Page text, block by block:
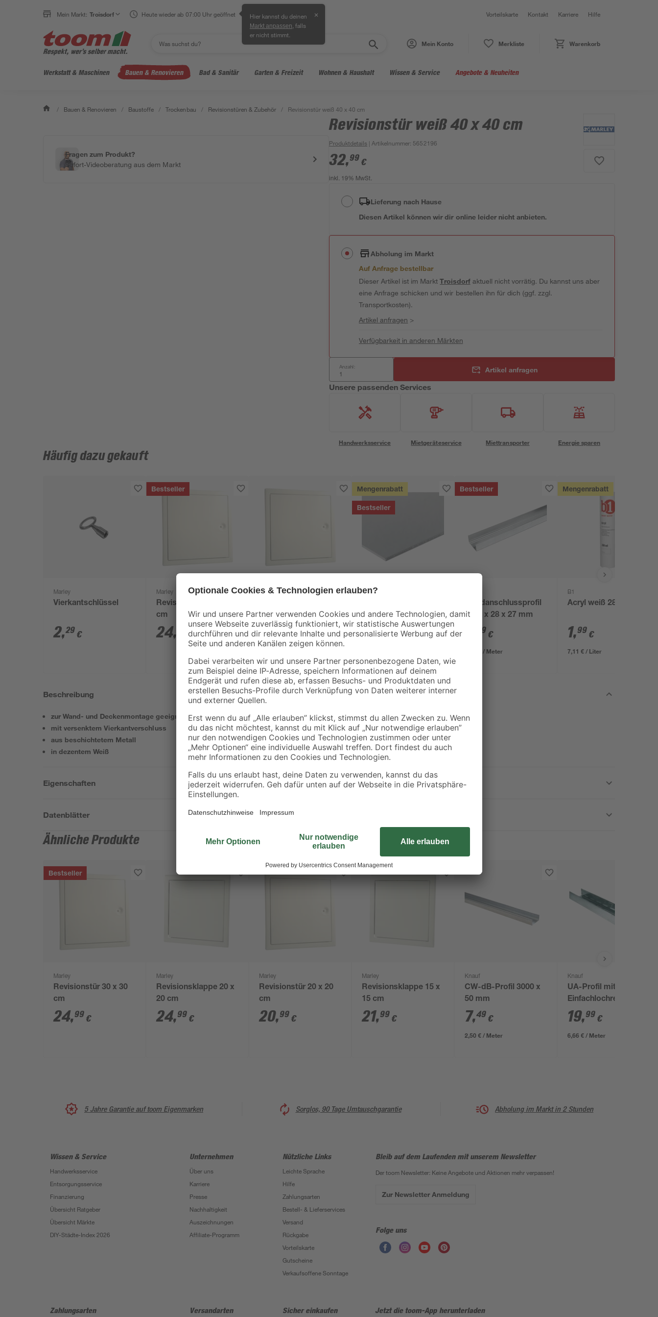
Mein Markt: Troisdorf Heute wieder ab 07:00 Uhr geöffnet Hier kannst du deinen
Markt anpassen , falls
er nicht stimmt.
✕ Vorteilskarte Kontakt Karriere Hilfe
Mein Konto Merkliste Warenkorb
Werkstatt & Maschinen Bauen & Renovieren Bad & Sanitär Garten & Freizeit Wohnen & Haushalt Wissen & Service Angebote & Neuheiten
/ Bauen & Renovieren / Baustoffe / Trockenbau / Revisionstüren & Zubehör / Revisionstür weiß 40 x 40 cm
Fragen zum Produkt?
Sofort-Videoberatung aus dem Markt
Revisionstür weiß 40 x 40 cm
Produktdetails | Artikelnummer: 5652196
32,99 €
inkl. 19% MwSt.
Lieferung nach Hause
Diesen Artikel können wir dir online leider nicht anbieten.
Abholung im Markt
Auf Anfrage bestellbar
Dieser Artikel ist im MarktTroisdorfaktuell nicht vorrätig. Du kannst uns aber
eine Anfrage schicken und wir bestellen ihn für dich (ggf. zzgl.
Transportkosten).
Artikel anfragen >
Verfügbarkeit in anderen Märkten
Anzahl: Artikel anfragen
Unsere passenden Services
Handwerksservice Mietgeräteservice Miettransporter Energie sparen
Häufig dazu gekauft
Marley
Vierkantschlüssel
2,29 €
Bestseller
Marley
Revisionstür 30 x 30
cm
24, €
Marley
cm
20,99€
Mengenrabatt
Bestseller
Knauf
1,25 x 200 cm
4,49€/ m²
Bestseller
Wandanschlussprofil
3000 x 28 x 27 mm
49 €
2,50 € / Meter
Mengenrabatt
B1
Acryl weiß 280 ml
1,99 €
7,11 € / Liter
Beschreibung
zur Wand- und Deckenmontage geeignet
mit versenktem Vierkantverschluss
aus beschichtetem Metall
in dezentem Weiß
Eigenschaften
Datenblätter
Ähnliche Produkte
Bestseller
Marley
Revisionstür 30 x 30
cm
24,99 €
Marley
Revisionsklappe 20 x
20 cm
24,99 €
Marley
Revisionstür 20 x 20
cm
20,99 €
Marley
Revisionsklappe 15 x
15 cm
21,99 €
Knauf
CW-dB-Profil 3000 x
50 mm
7,49 €
2,50 € / Meter
Knauf
UA-Profil mit
Einfachlochreihe 3000
x 50 x 40 mm
19,99 €
6,66 € / Meter
5 Jahre Garantie auf toom Eigenmarken Sorglos, 90 Tage Umtauschgarantie Abholung im Markt in 2 Stunden
Wissen & Service
Handwerksservice
Entsorgungsservice
Finanzierung
Übersicht Ratgeber
Übersicht Märkte
DIY-Städte-Index 2026
Unternehmen
Über uns
Karriere
Presse
Nachhaltigkeit
Auszeichnungen
Affiliate-Programm
Nützliche Links
Leichte Sprache
Hilfe
Zahlungsarten
Bestell- & Lieferservices
Versand
Rückgabe
Vorteilskarte
Gutscheine
Verkaufsoffene Sonntage
Bleib auf dem Laufenden mit unserem Newsletter
Der toom Newsletter: Keine Angebote und Aktionen mehr verpassen!
Zur Newsletter Anmeldung
Folge uns
Zahlungsarten Versandarten Sicher einkaufen Jetzt die toom-App herunterladen